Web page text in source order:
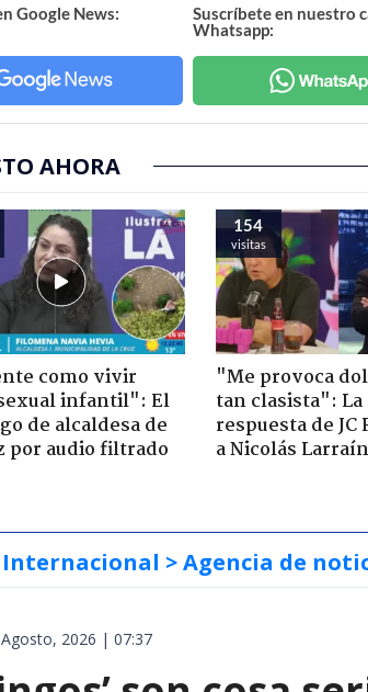
Google News:
Suscríbete en nuestro
Whatsapp:
AHORA
como vivir
infantil": El
de alcaldesa de
por audio filtrado
154
visitas
"Me provoca
tan clasista": La
respuesta de JC
a Nicolás Larraín
> Agencia de
2026 | 07:37